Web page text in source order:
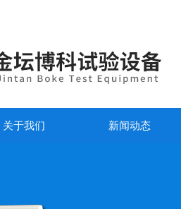
关于我们 新闻动态